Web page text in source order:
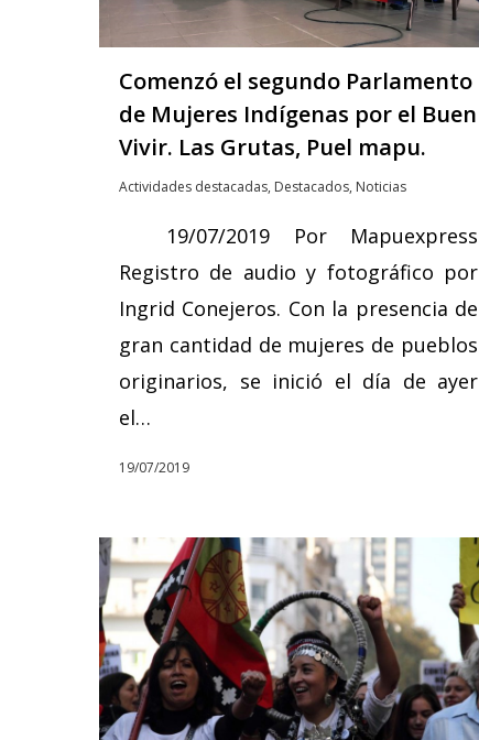
Hit enter to search or ESC to close
Comenzó el segundo Parlamento
de Mujeres Indígenas por el Buen
Vivir. Las Grutas, Puel mapu.
Actividades destacadas, Destacados, Noticias
19/07/2019 Por Mapuexpress
Registro de audio y fotográfico por
Ingrid Conejeros. Con la presencia de
gran cantidad de mujeres de pueblos
originarios, se inició el día de ayer
el…
19/07/2019